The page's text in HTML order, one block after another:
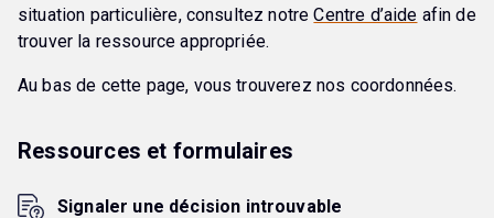
situation particulière, consultez notreCentre d’aide afin de
trouver la ressource appropriée.
Au bas de cette page, vous trouverez nos coordonnées.
Ressources et formulaires
Signaler une décision introuvable